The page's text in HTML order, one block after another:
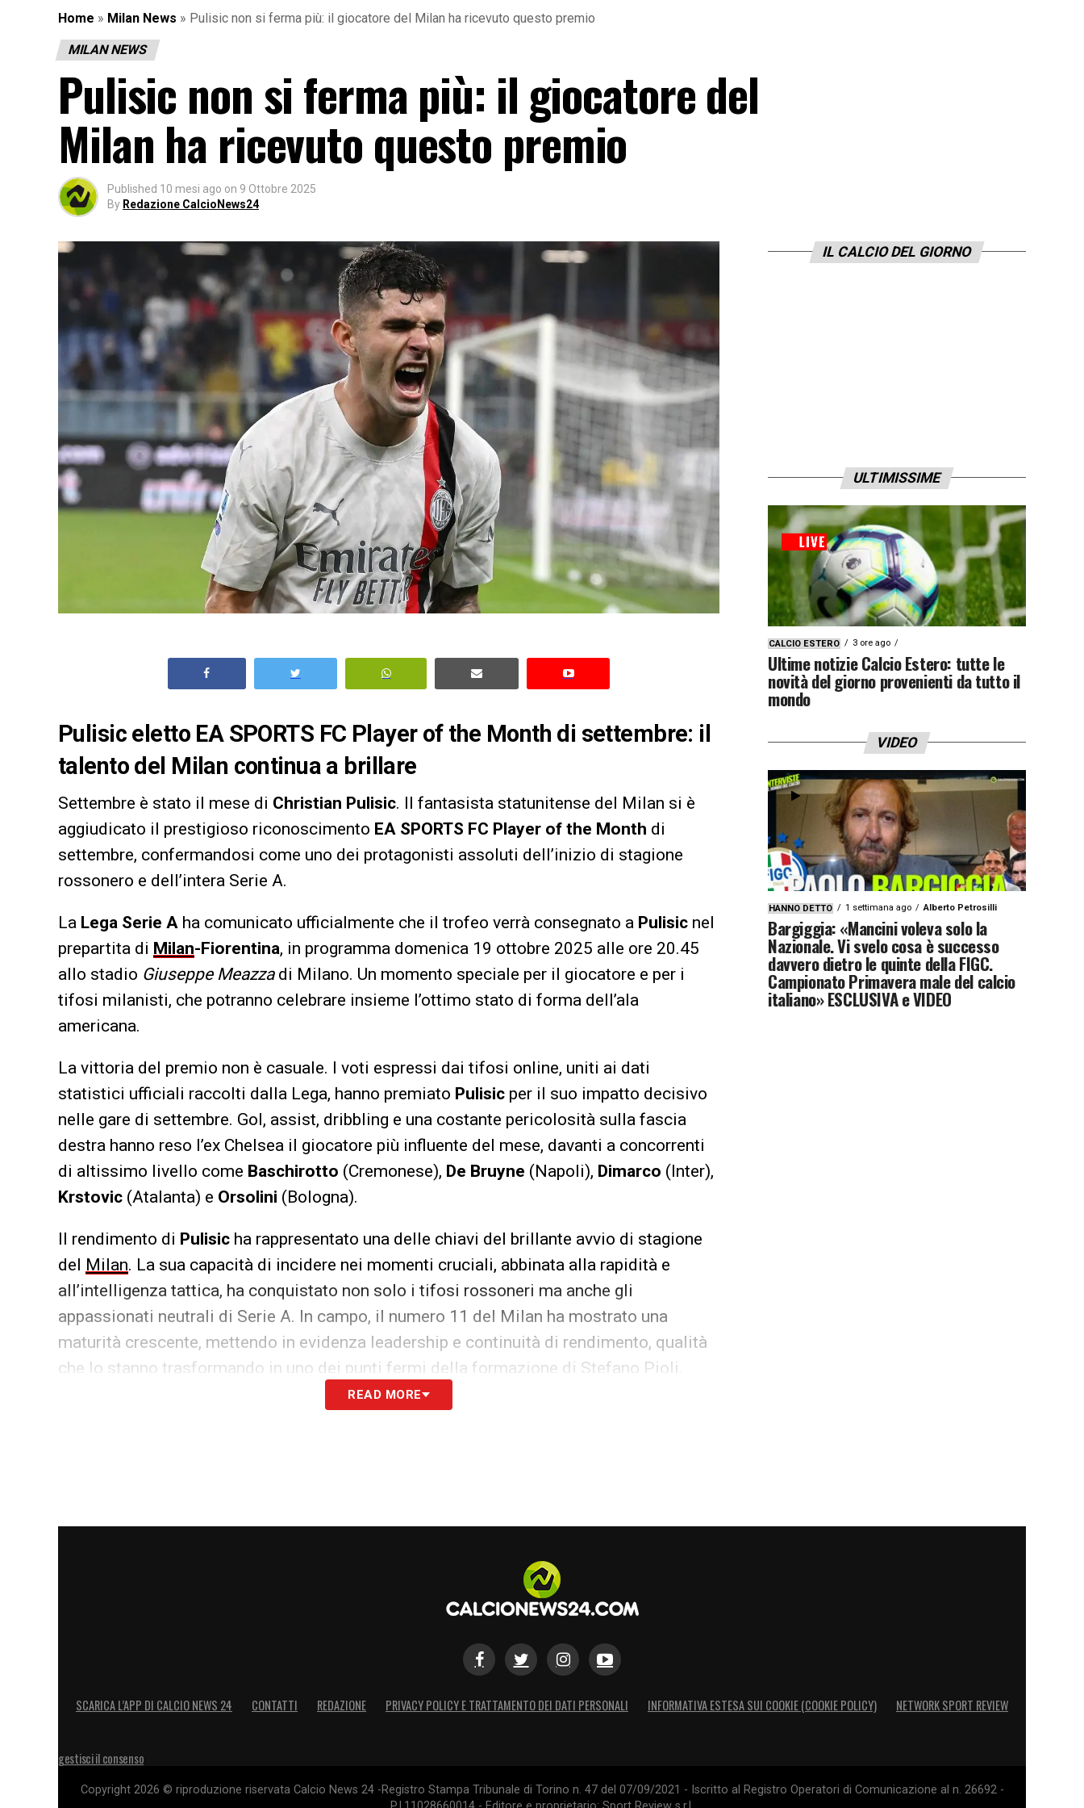
Home » Milan News » Pulisic non si ferma più: il giocatore del Milan ha ricevuto questo premio
MILAN NEWS
Pulisic non si ferma più: il giocatore del
Milan ha ricevuto questo premio
Published 10 mesi ago on 9 Ottobre 2025
By Redazione CalcioNews24
Pulisic eletto EA SPORTS FC Player of the Month di settembre: il
talento del Milan continua a brillare
Settembre è stato il mese di Christian Pulisic. Il fantasista statunitense del Milan si è
aggiudicato il prestigioso riconoscimento EA SPORTS FC Player of the Month di
settembre, confermandosi come uno dei protagonisti assoluti dell’inizio di stagione
rossonero e dell’intera Serie A.
La Lega Serie A ha comunicato ufficialmente che il trofeo verrà consegnato a Pulisic nel
prepartita di Milan-Fiorentina, in programma domenica 19 ottobre 2025 alle ore 20.45
allo stadio Giuseppe Meazzadi Milano. Un momento speciale per il giocatore e per i
tifosi milanisti, che potranno celebrare insieme l’ottimo stato di forma dell’ala
americana.
La vittoria del premio non è casuale. I voti espressi dai tifosi online, uniti ai dati
statistici ufficiali raccolti dalla Lega, hanno premiato Pulisic per il suo impatto decisivo
nelle gare di settembre. Gol, assist, dribbling e una costante pericolosità sulla fascia
destra hanno reso l’ex Chelsea il giocatore più influente del mese, davanti a concorrenti
di altissimo livello come Baschirotto (Cremonese), De Bruyne (Napoli), Dimarco (Inter),
Krstovic (Atalanta) e Orsolini (Bologna).
Il rendimento di Pulisic ha rappresentato una delle chiavi del brillante avvio di stagione
del Milan. La sua capacità di incidere nei momenti cruciali, abbinata alla rapidità e
all’intelligenza tattica, ha conquistato non solo i tifosi rossoneri ma anche gli
appassionati neutrali di Serie A. In campo, il numero 11 del Milan ha mostrato una
maturità crescente, mettendo in evidenza leadership e continuità di rendimento, qualità
che lo stanno trasformando in uno dei punti fermi della formazione di Stefano Pioli.
, questo riconoscimento rappresenta anche una conferma del suo percorso di
Con il premio diEA SPORTS FC Player of the Monthdi settembre,Pulisicaggiunge un
candidandosi a essere uno dei protagonisti assoluti della stagione 2025/26.
READ MORE
IL CALCIO DEL GIORNO
ULTIMISSIME
CALCIO ESTERO 3 ore ago
Ultime notizie Calcio Estero: tutte le
novità del giorno provenienti da tutto il
mondo
VIDEO
HANNO DETTO 1 settimana ago Alberto Petrosilli
Bargiggia: «Mancini voleva solo la
Nazionale. Vi svelo cosa è successo
davvero dietro le quinte della FIGC.
Campionato Primavera male del calcio
italiano» ESCLUSIVA e VIDEO
SCARICA L’APP DI CALCIO NEWS 24 CONTATTI REDAZIONE PRIVACY POLICY E TRATTAMENTO DEI DATI PERSONALI INFORMATIVA ESTESA SUI COOKIE (COOKIE POLICY) NETWORK SPORT REVIEW
gestisci il consenso
Copyright 2026 © riproduzione riservata Calcio News 24 -Registro Stampa Tribunale di Torino n. 47 del 07/09/2021 - Iscritto al Registro Operatori di Comunicazione al n. 26692 -